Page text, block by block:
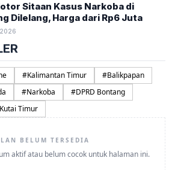
Sitaan Kasus Narkoba di
Dilelang, Harga dari Rp6 Juta
#Kalimantan Timur #Balikpapan
#Narkoba #DPRD Bontang
Kutai Timur
BELUM TERSEDIA
aktif atau belum cocok untuk halaman ini.